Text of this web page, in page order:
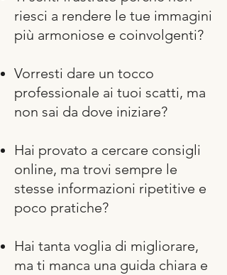
riesci a rendere le tue immagini
più armoniose e coinvolgenti?
Vorresti dare un tocco
professionale ai tuoi scatti, ma
non sai da dove iniziare?
Hai provato a cercare consigli
online, ma trovi sempre le
stesse informazioni ripetitive e
poco pratiche?
Hai tanta voglia di migliorare,
ma ti manca una guida chiara e